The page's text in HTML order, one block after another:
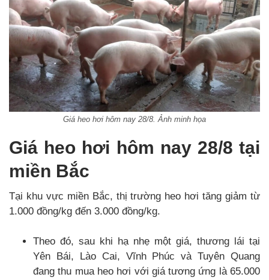
Giá heo hơi hôm nay 28/8. Ảnh minh họa
Giá heo hơi hôm nay 28/8 tại
miền Bắc
Tại khu vực miền Bắc, thị trường heo hơi tăng giảm từ
1.000 đồng/kg đến 3.000 đồng/kg.
Theo đó, sau khi hạ nhẹ một giá, thương lái tại
Yên Bái, Lào Cai, Vĩnh Phúc và Tuyên Quang
đang thu mua heo hơi với giá tương ứng là 65.000